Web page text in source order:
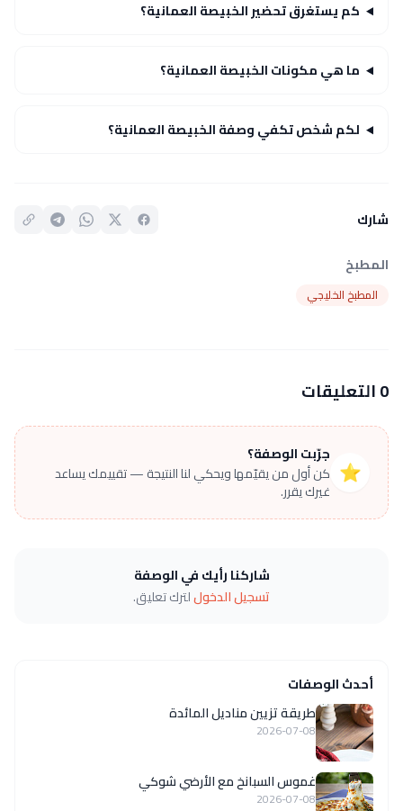
كم يستغرق تحضير الخبيصة العمانية؟
ما هي مكونات الخبيصة العمانية؟
لكم شخص تكفي وصفة الخبيصة العمانية؟
شارك
المطبخ
المطبخ الخليجي
0 التعليقات
⭐
جرّبت الوصفة؟
كن أول من يقيّمها ويحكي لنا النتيجة — تقييمك يساعد
غيرك يقرر.
شاركنا رأيك في الوصفة
تسجيل الدخوللترك تعليق.
أحدث الوصفات
طريقة تزيين مناديل المائدة
2026-07-08
غموس السبانخ مع الأرضي شوكي
2026-07-08